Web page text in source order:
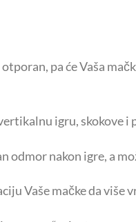
pa će Vaša
igru, skokove i
odmor nakon igre, a
Vaše mačke da više